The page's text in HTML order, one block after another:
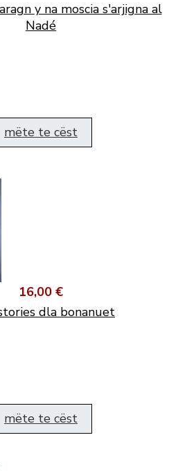
y na moscia s'arjigna al
Nadé
mëte te cëst
16,00 €
dla bonanuet
mëte te cëst